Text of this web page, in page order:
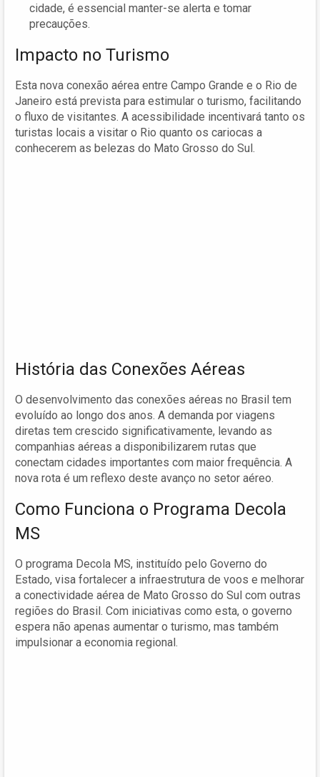
cidade, é essencial manter-se alerta e tomar
precauções.
Impacto no Turismo
Esta nova conexão aérea entre Campo Grande e o Rio de
Janeiro está prevista para estimular o turismo, facilitando
o fluxo de visitantes. A acessibilidade incentivará tanto os
turistas locais a visitar o Rio quanto os cariocas a
conhecerem as belezas do Mato Grosso do Sul.
História das Conexões Aéreas
O desenvolvimento das conexões aéreas no Brasil tem
evoluído ao longo dos anos. A demanda por viagens
diretas tem crescido significativamente, levando as
companhias aéreas a disponibilizarem rutas que
conectam cidades importantes com maior frequência. A
nova rota é um reflexo deste avanço no setor aéreo.
Como Funciona o Programa Decola
MS
O programa Decola MS, instituído pelo Governo do
Estado, visa fortalecer a infraestrutura de voos e melhorar
a conectividade aérea de Mato Grosso do Sul com outras
regiões do Brasil. Com iniciativas como esta, o governo
espera não apenas aumentar o turismo, mas também
impulsionar a economia regional.